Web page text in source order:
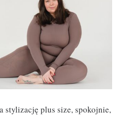
stylizację plus size, spokojnie,